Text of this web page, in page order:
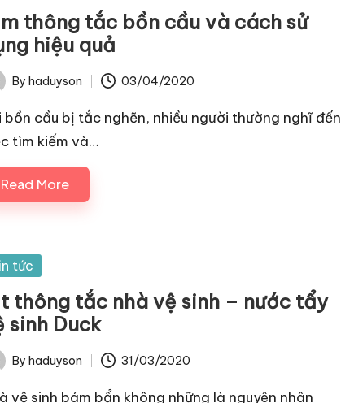
thông tắc bồn cầu và cách sử
hiệu quả
By haduyson 03/04/2020
bồn cầu bị tắc nghẽn, nhiều người thường nghĩ đến
tìm kiếm và…
Read More
tức
thông tắc nhà vệ sinh – nước tẩy
sinh Duck
By haduyson 31/03/2020
vệ sinh bám bẩn không những là nguyên nhân